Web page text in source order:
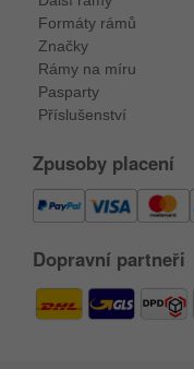
Formáty rámů
Značky
Rámy na míru
Pasparty
Příslušenství
Zpusoby placení
Dopravní partneři